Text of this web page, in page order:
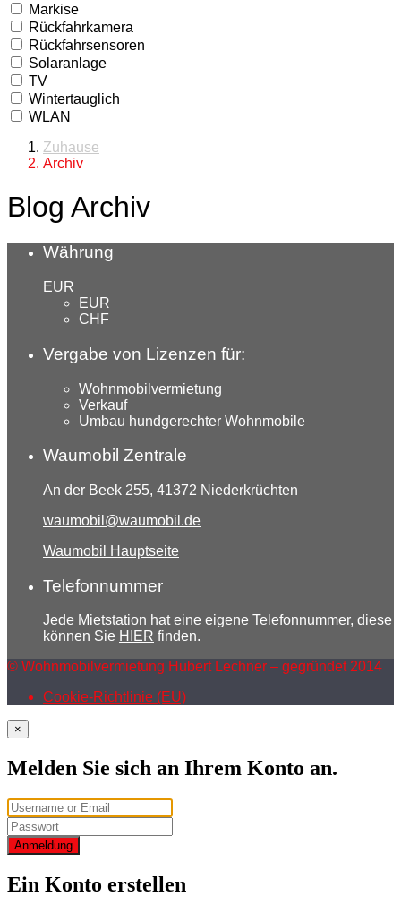
Markise
Rückfahrkamera
Rückfahrsensoren
Solaranlage
TV
Wintertauglich
WLAN
Zuhause
Archiv
Blog Archiv
Währung
EUR
EUR
CHF
Vergabe von Lizenzen für:
Wohnmobilvermietung
Verkauf
Umbau hundgerechter Wohnmobile
Waumobil Zentrale
An der Beek 255, 41372 Niederkrüchten
waumobil@waumobil.de
Waumobil Hauptseite
Telefonnummer
Jede Mietstation hat eine eigene Telefonnummer, diese
können Sie HIER finden.
© Wohnmobilvermietung Hubert Lechner – gegründet 2014
Cookie-Richtlinie (EU)
×
Melden Sie sich an Ihrem Konto an.
Anmeldung
Ein Konto erstellen